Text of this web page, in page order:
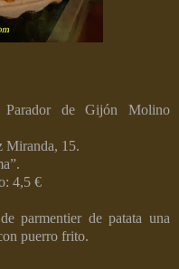
de Gijón Molino
Miranda, 15.
4,5 €
parmentier de patata una
puerro frito.